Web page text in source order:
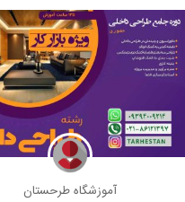
آموزشگاه طرحستان